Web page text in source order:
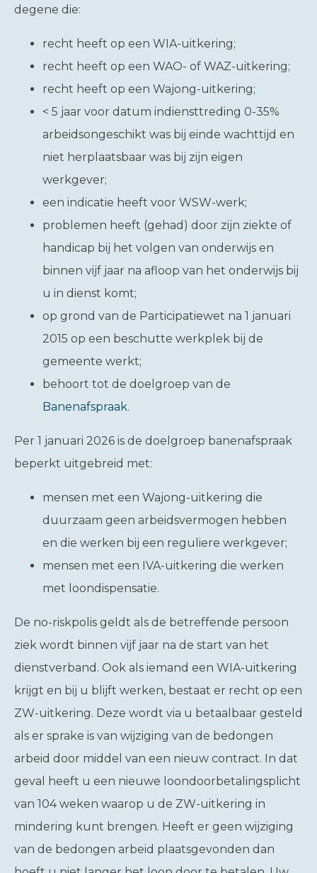
degene die:
recht heeft op een WIA-uitkering;
recht heeft op een WAO- of WAZ-uitkering;
recht heeft op een Wajong-uitkering;
< 5 jaar voor datum indiensttreding 0-35%
arbeidsongeschikt was bij einde wachttijd en
niet herplaatsbaar was bij zijn eigen
werkgever;
een indicatie heeft voor WSW-werk;
problemen heeft (gehad) door zijn ziekte of
handicap bij het volgen van onderwijs en
binnen vijf jaar na afloop van het onderwijs bij
u in dienst komt;
op grond van de Participatiewet na 1 januari
2015 op een beschutte werkplek bij de
gemeente werkt;
behoort tot de doelgroep van de
Banenafspraak.
Per 1 januari 2026 is de doelgroep banenafspraak
beperkt uitgebreid met:
mensen met een Wajong-uitkering die
duurzaam geen arbeidsvermogen hebben
en die werken bij een reguliere werkgever;
mensen met een IVA-uitkering die werken
met loondispensatie.
De no-riskpolis geldt als de betreffende persoon
ziek wordt binnen vijf jaar na de start van het
dienstverband. Ook als iemand een WIA-uitkering
krijgt en bij u blijft werken, bestaat er recht op een
ZW-uitkering. Deze wordt via u betaalbaar gesteld
als er sprake is van wijziging van de bedongen
arbeid door middel van een nieuw contract. In dat
geval heeft u een nieuwe loondoorbetalingsplicht
van 104 weken waarop u de ZW-uitkering in
mindering kunt brengen. Heeft er geen wijziging
van de bedongen arbeid plaatsgevonden dan